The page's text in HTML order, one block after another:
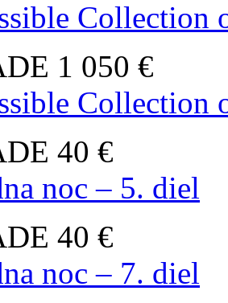
Collection
1 050 €
Collection
40 €
noc – 5. diel
40 €
noc – 7. diel